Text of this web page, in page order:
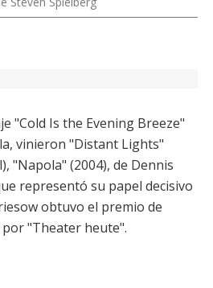
"Cold Is the Evening Breeze"
vinieron "Distant Lights"
"Napola" (2004), de Dennis
representó su papel decisivo
obtuvo el premio de
"Theater heute".